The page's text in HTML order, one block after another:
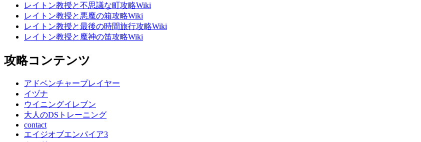
レイトン教授と不思議な町攻略Wiki
レイトン教授と悪魔の箱攻略Wiki
レイトン教授と最後の時間旅行攻略Wiki
レイトン教授と魔神の笛攻略Wiki
攻略コンテンツ
アドベンチャープレイヤー
イヅナ
ウイニングイレブン
大人のDSトレーニング
contact
エイジオブエンパイア3